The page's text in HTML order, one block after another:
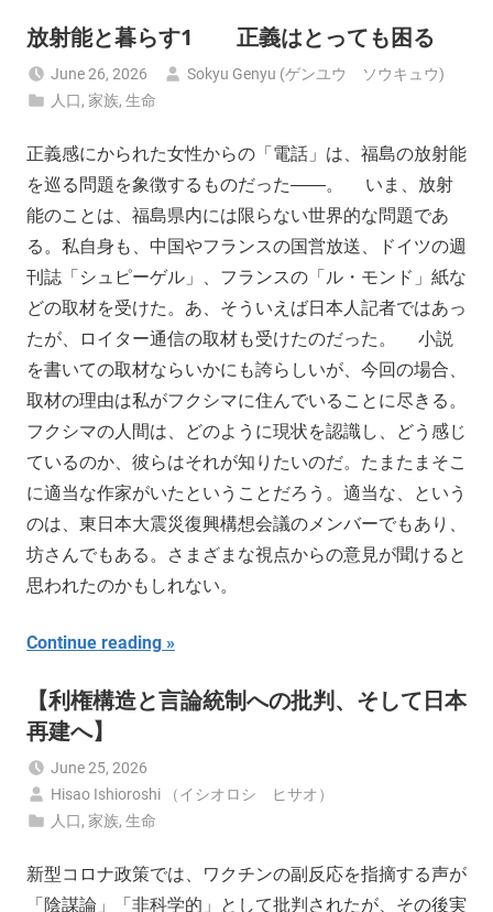
放射能と暮らす1 正義はとっても困る
June 26, 2026
Sokyu Genyu (ゲンユウ ソウキュウ)
人口,家族,生命
正義感にかられた女性からの「電話」は、福島の放射能
を巡る問題を象徴するものだった――。 いま、放射
能のことは、福島県内には限らない世界的な問題であ
る。私自身も、中国やフランスの国営放送、ドイツの週
刊誌「シュピーゲル」、フランスの「ル・モンド」紙な
どの取材を受けた。あ、そういえば日本人記者ではあっ
たが、ロイター通信の取材も受けたのだった。 小説
を書いての取材ならいかにも誇らしいが、今回の場合、
取材の理由は私がフクシマに住んでいることに尽きる。
フクシマの人間は、どのように現状を認識し、どう感じ
ているのか、彼らはそれが知りたいのだ。たまたまそこ
に適当な作家がいたということだろう。適当な、という
のは、東日本大震災復興構想会議のメンバーでもあり、
坊さんでもある。さまざまな視点からの意見が聞けると
思われたのかもしれない。
Continue reading
【利権構造と言論統制への批判、そして日本
再建へ】
June 25, 2026
Hisao Ishioroshi （イシオロシ ヒサオ）
人口,家族,生命
新型コロナ政策では、ワクチンの副反応を指摘する声が
「陰謀論」「非科学的」として批判されたが、その後実